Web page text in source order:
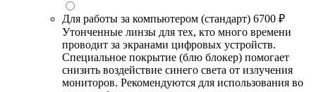
Для работы за компьютером (стандарт) 6700 ₽
Утонченные линзы для тех, кто много времени
проводит за экранами цифровых устройств.
Специальное покрытие (блю блокер) помогает
снизить воздействие синего света от излучения
мониторов. Рекомендуются для использования во